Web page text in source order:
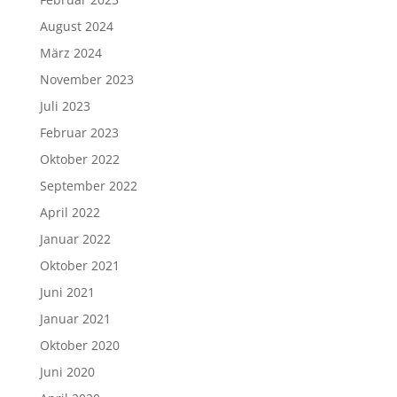
August 2024
März 2024
November 2023
Juli 2023
Februar 2023
Oktober 2022
September 2022
April 2022
Januar 2022
Oktober 2021
Juni 2021
Januar 2021
Oktober 2020
Juni 2020